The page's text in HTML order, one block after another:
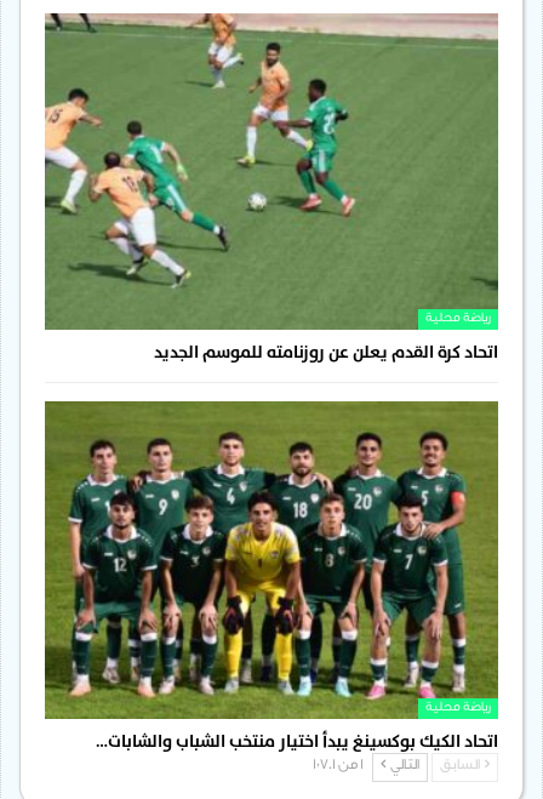
رياضة محلية
اتحاد كرة القدم يعلن عن روزنامته للموسم الجديد
رياضة محلية
اتحاد الكيك بوكسينغ يبدأ اختيار منتخب الشباب والشابات…
السابق التالي